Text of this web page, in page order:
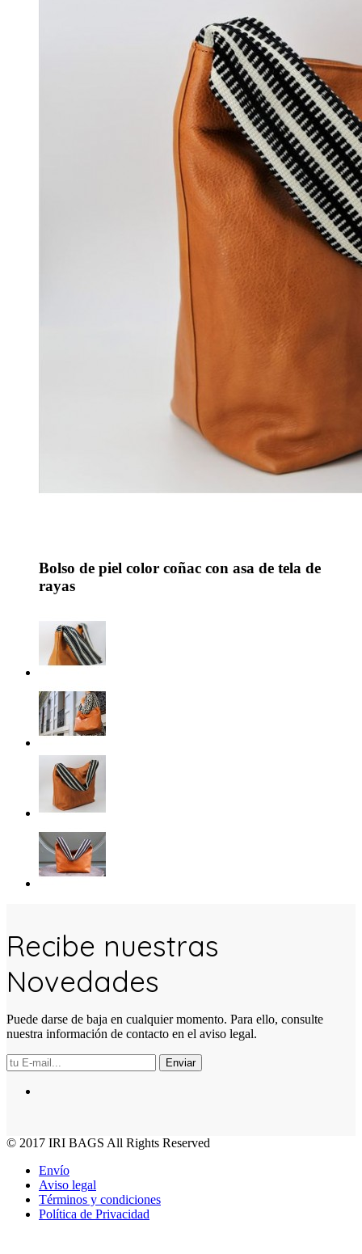
Bolso de piel color coñac con asa de tela de
rayas
Recibe nuestras
Novedades
Puede darse de baja en cualquier momento. Para ello, consulte
nuestra información de contacto en el aviso legal.
Enviar
© 2017 IRI BAGS All Rights Reserved
Envío
Aviso legal
Términos y condiciones
Política de Privacidad